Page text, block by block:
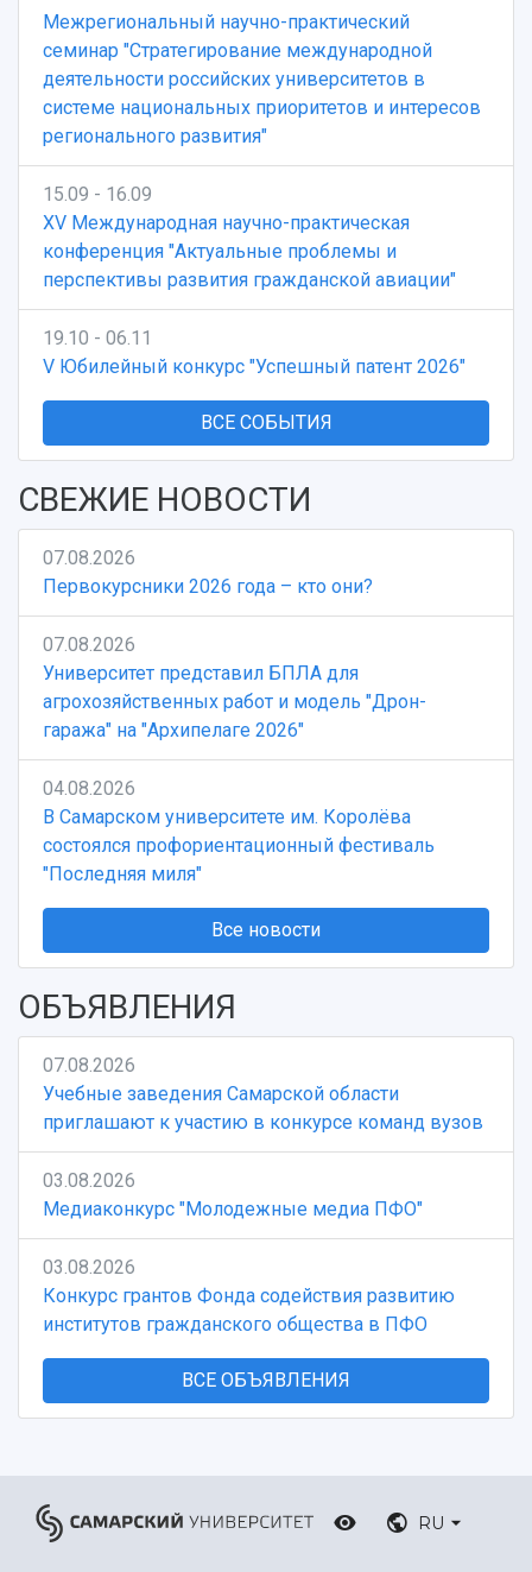
Межрегиональный научно-практический
семинар "Стратегирование международной
деятельности российских университетов в
системе национальных приоритетов и интересов
регионального развития"
15.09 - 16.09
XV Международная научно-практическая
конференция "Актуальные проблемы и
перспективы развития гражданской авиации"
19.10 - 06.11
V Юбилейный конкурс "Успешный патент 2026"
ВСЕ СОБЫТИЯ
СВЕЖИЕ НОВОСТИ
07.08.2026
Первокурсники 2026 года – кто они?
07.08.2026
Университет представил БПЛА для
агрохозяйственных работ и модель "Дрон-
гаража" на "Архипелаге 2026"
04.08.2026
В Самарском университете им. Королёва
состоялся профориентационный фестиваль
"Последняя миля"
Все новости
ОБЪЯВЛЕНИЯ
07.08.2026
Учебные заведения Самарской области
приглашают к участию в конкурсе команд вузов
03.08.2026
Медиаконкурс "Молодежные медиа ПФО"
03.08.2026
Конкурс грантов Фонда содействия развитию
институтов гражданского общества в ПФО
ВСЕ ОБЪЯВЛЕНИЯ
RU